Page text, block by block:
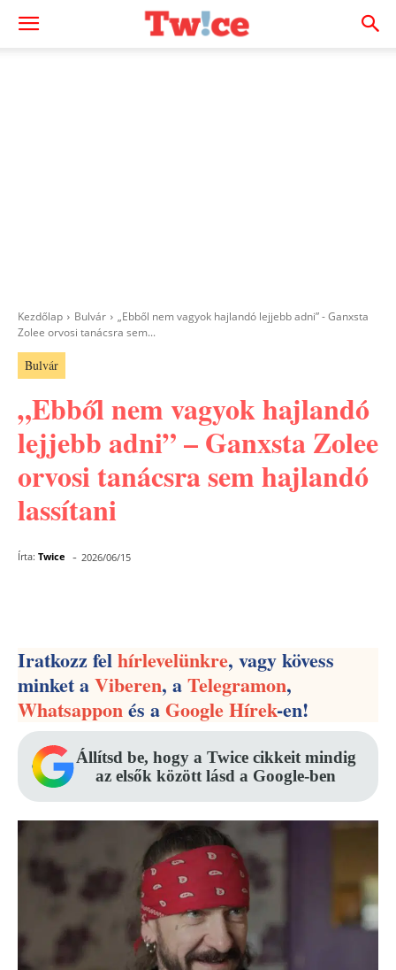
Kezdőlap Bulvár
„Ebből nem vagyok hajlandó lejjebb adni” - Ganxsta
Zolee orvosi tanácsra sem...
Bulvár
„Ebből nem vagyok hajlandó
lejjebb adni” – Ganxsta Zolee
orvosi tanácsra sem hajlandó
lassítani
Írta: Twice - 2026/06/15
Iratkozz felhírlevelünkre, vagy kövess
minket aViberen, aTelegramon,
Whatsapponés aGoogle Hírek-en!
Állítsd be, hogy a Twice cikkeit mindig
az elsők között lásd a Google-ben